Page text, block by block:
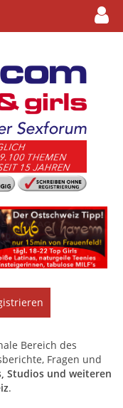
Bereich des
Fragen und
Studios und weiteren
.